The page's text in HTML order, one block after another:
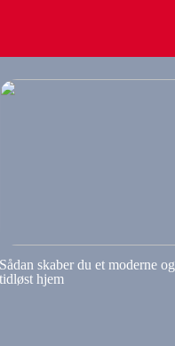
Sådan skaber du et moderne og
tidløst hjem